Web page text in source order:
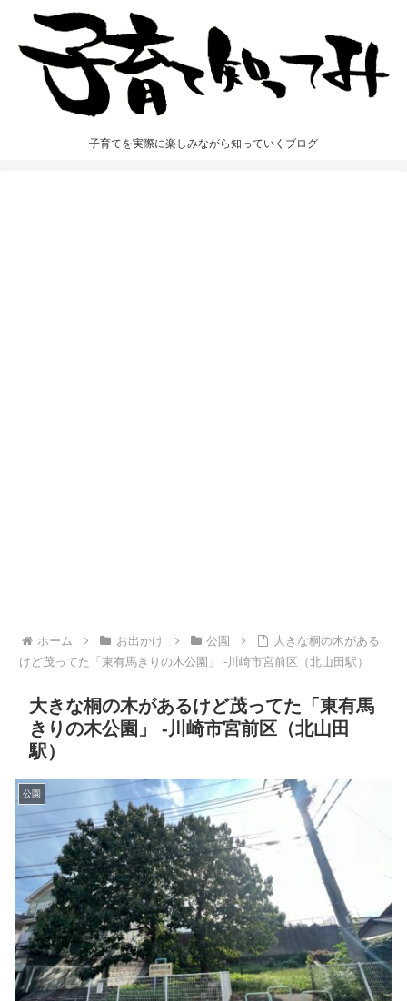
子育てを実際に楽しみながら知っていくブログ
ホーム お出かけ 公園
大きな桐の木がある
けど茂ってた「東有馬きりの木公園」 -川崎市宮前区（北山田駅）
大きな桐の木があるけど茂ってた「東有馬
きりの木公園」 -川崎市宮前区（北山田
駅）
公園